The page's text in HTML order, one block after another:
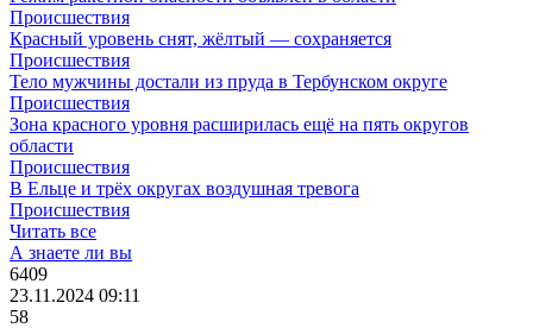
Происшествия
Красный уровень снят, жёлтый — сохраняется
Происшествия
Тело мужчины достали из пруда в Тербунском округе
Происшествия
Зона красного уровня расширилась ещё на пять округов
области
Происшествия
В Ельце и трёх округах воздушная тревога
Происшествия
Читать все
А знаете ли вы
6409
23.11.2024 09:11
58